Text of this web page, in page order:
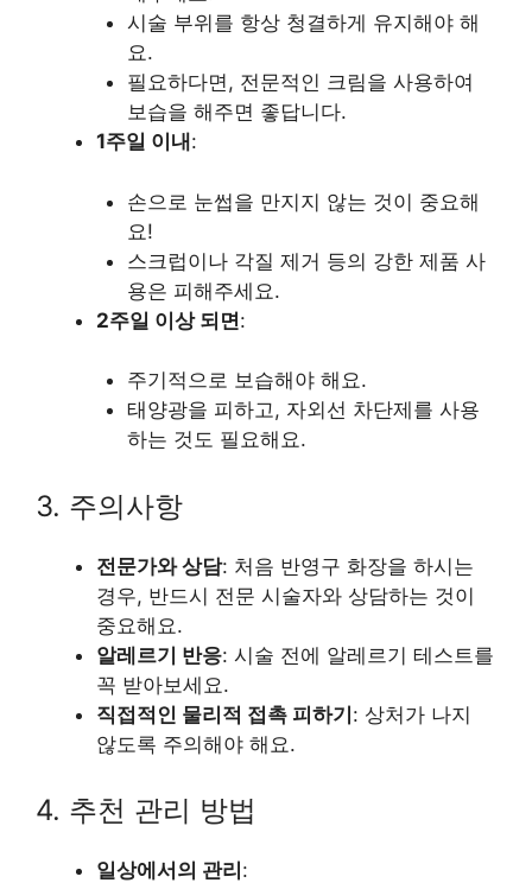
시술 부위를 항상 청결하게 유지해야 해
요.
필요하다면, 전문적인 크림을 사용하여
보습을 해주면 좋답니다.
1주일 이내 :
손으로 눈썹을 만지지 않는 것이 중요해
요!
스크럽이나 각질 제거 등의 강한 제품 사
용은 피해주세요.
2주일 이상 되면:
주기적으로 보습해야 해요.
태양광을 피하고, 자외선 차단제를 사용
하는 것도 필요해요.
3. 주의사항
전문가와 상담: 처음 반영구 화장을 하시는
경우, 반드시 전문 시술자와 상담하는 것이
중요해요.
알레르기 반응: 시술 전에 알레르기 테스트를
꼭 받아보세요.
직접적인 물리적 접촉 피하기: 상처가 나지
않도록 주의해야 해요.
4. 추천 관리 방법
일상에서의 관리 :